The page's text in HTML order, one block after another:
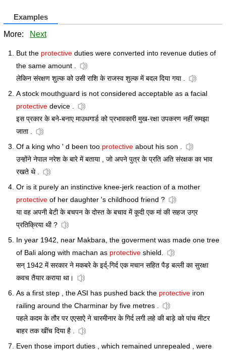
Examples
More: Next
But the protective duties were converted into revenue duties of
the same amount .
लेकिन संरक्षण शुल्क को उसी राशि के राजस्व शुल्क में बदल दिया गया .
A stock mouthguard is not considered acceptable as a facial
protective device .
इस प्रकार के बने-बनाए माउथगार्ड को प्रभावकारी मुख-रक्षा उपकरण नहीं समझा
जाता .
Of a king who ' d been too protective about his son .
उन्होंने नेपाल नरेश के बारे में बताया , जो अपने पुत्र के प्रति अति संरक्षक का भाव
रखते थे .
Or is it purely an instinctive knee-jerk reaction of a mother
protective of her daughter 's childhood friend ?
या वह अपनी बेटी के बचपन के दोस्त के बचाव में कूदी एक मां की सहज उग्र
प्रतिक्रिया थी ?
In year 1942, near Makbara, the goverment was made one tree
of Bali along with machan as protective shield.
सन् 1942 में सरकार ने मकबरे के इर्द्-गिर्द एक मचान सहित पैड़ बल्ली का सुरक्षा
कवच तैयार कराया था।
As a first step , the ASI has pushed back the protective iron
railing around the Charminar by five metres .
पहले कदम के तौर पर एएसाऐ ने चारमीनार के गिर्द लगी लहे की बाड़े को पांच मीटर
बाहर तक खींच दिया है .
Even those import duties , which remained unrepealed , were